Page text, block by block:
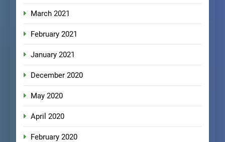
March 2021
February 2021
January 2021
December 2020
May 2020
April 2020
February 2020